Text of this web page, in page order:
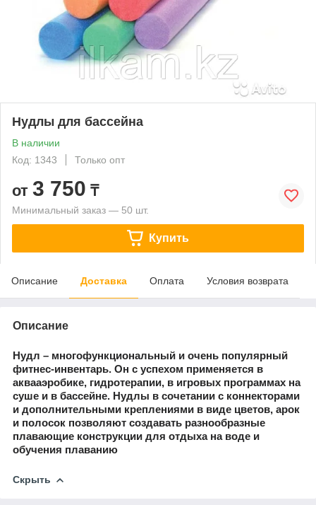
Нудлы для бассейна
В наличии
Код: 1343
Только опт
от 3 750 ₸
Минимальный заказ — 50 шт.
Купить
Описание Доставка Оплата Условия возврата
Описание
Нудл – многофункциональный и очень популярный
фитнес-инвентарь. Он с успехом применяется в
аквааэробике, гидротерапии, в игровых программах на
суше и в бассейне. Нудлы в сочетании с коннекторами
и дополнительными креплениями в виде цветов, арок
и полосок позволяют создавать разнообразные
плавающие конструкции для отдыха на воде и
обучения плаванию
Скрыть